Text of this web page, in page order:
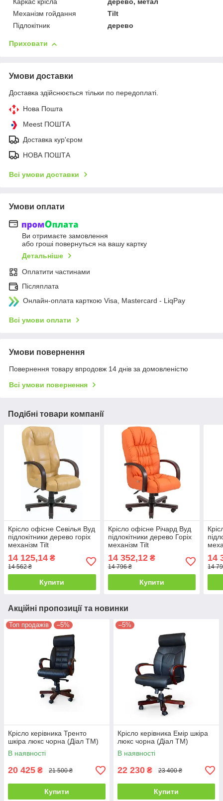
Каркас крісла
дерево, метал
Механізм гойдання
Tilt
Підлокітник
дерево
Приховати
Умови доставки
Доставка здійснюється тільки по передоплаті.
Нова Пошта
Meest ПОШТА
Доставка кур'єром
НОВА ПОШТА
Всі умови доставки
Умови оплати
Ви отримаєте замовлення
або гроші повернуться на вашу картку
Детальніше
Оплатити частинами
Післяплата
Онлайн-оплата карткою Visa, Mastercard - LiqPay
Всі умови оплати
Умови повернення
Повернення товару впродовж 14 днів за домовленістю
Всі умови повернення
Подібні товари компанії
Крісло офісне Севілья Вуд
підлокітники дерево горіх
механізм Tilt
шкірозамінник Титан Голд
Беж (Richman ТМ)
14 125,14 ₴
14 562 ₴
Купити
Крісло офісне Річард Вуд
підлокітники дерево Горіх
механізм Tilt
шкірозамінник Флай-2218
(Richman ТМ)
14 352,12₴
14 796 ₴
Купити
14
14
Акційні пропозиції та новинки
Топ продажів –5%
Крісло керівника Тренто
шкіра люкс чорна (Діал ТМ)
В наявності
20 425 ₴ 21 500 ₴
Купити
–5%
Крісло керівника Емір шкіра
люкс чорна (Діал ТМ)
В наявності
22 230 ₴ 23 400 ₴
Купити